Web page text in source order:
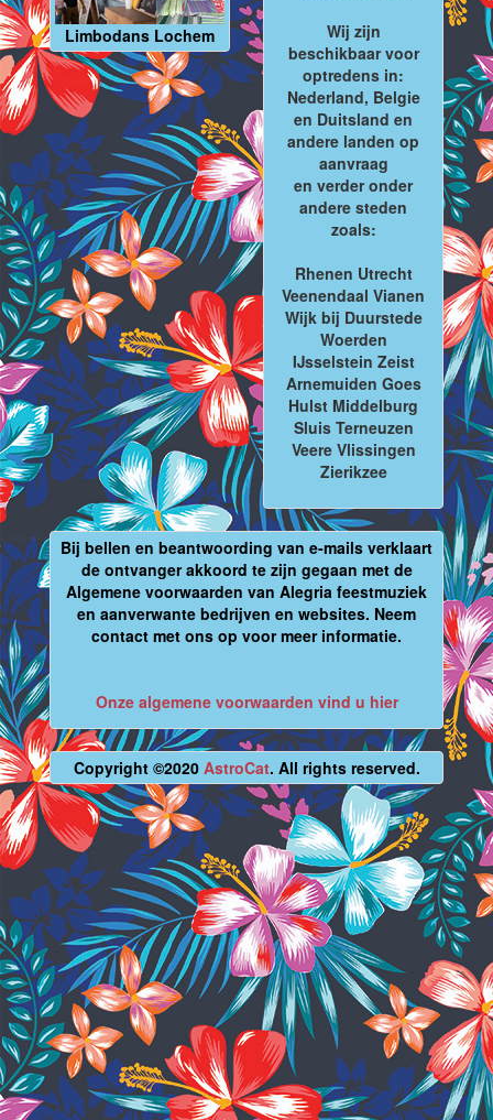
Limbodans Lochem
Wij zijn
beschikbaar voor
optredens in:
Nederland, Belgie
en Duitsland en
andere landen op
aanvraag
en verder onder
andere steden
zoals:
Rhenen Utrecht
Veenendaal Vianen
Wijk bij Duurstede
Woerden
IJsselstein Zeist
Arnemuiden Goes
Hulst Middelburg
Sluis Terneuzen
Veere Vlissingen
Zierikzee
Bij bellen en beantwoording van e-mails verklaart
de ontvanger akkoord te zijn gegaan met de
Algemene voorwaarden van Alegria feestmuziek
en aanverwante bedrijven en websites. Neem
contact met ons op voor meer informatie.
Onze algemene voorwaarden vind u hier
Copyright ©2020 AstroCat. All rights reserved.